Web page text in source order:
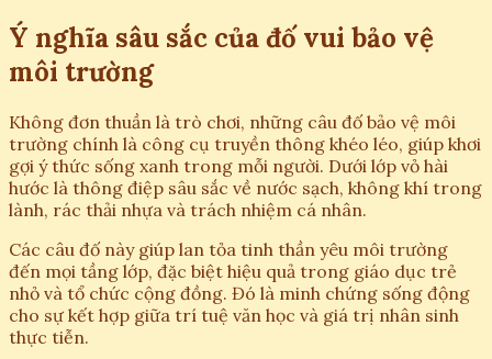
Ý nghĩa sâu sắc của đố vui bảo vệ
môi trường
Không đơn thuần là trò chơi, những câu đố bảo vệ môi
trường chính là công cụ truyền thông khéo léo, giúp khơi
gợi ý thức sống xanh trong mỗi người. Dưới lớp vỏ hài
hước là thông điệp sâu sắc về nước sạch, không khí trong
lành, rác thải nhựa và trách nhiệm cá nhân.
Các câu đố này giúp lan tỏa tinh thần yêu môi trường
đến mọi tầng lớp, đặc biệt hiệu quả trong giáo dục trẻ
nhỏ và tổ chức cộng đồng. Đó là minh chứng sống động
cho sự kết hợp giữa trí tuệ văn học và giá trị nhân sinh
thực tiễn.